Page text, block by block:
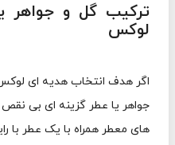
ترکیب گل و جواهر
لوکس
اگر هدف انتخاب هدیه ای
جواهر یا عطر گزینه ای بی
های معطر همراه با یک عطر با